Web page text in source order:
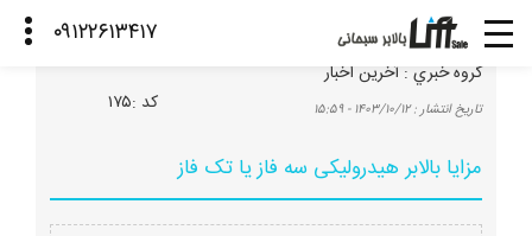
گروه خبري : آخرین اخبار
تاريخ انتشار :۱۴۰۳/۱۰/۱۲ - ۱۵:۵۹ كد :۱۷۵
مزایا بالابر هیدرولیکی سه فاز یا تک فاز